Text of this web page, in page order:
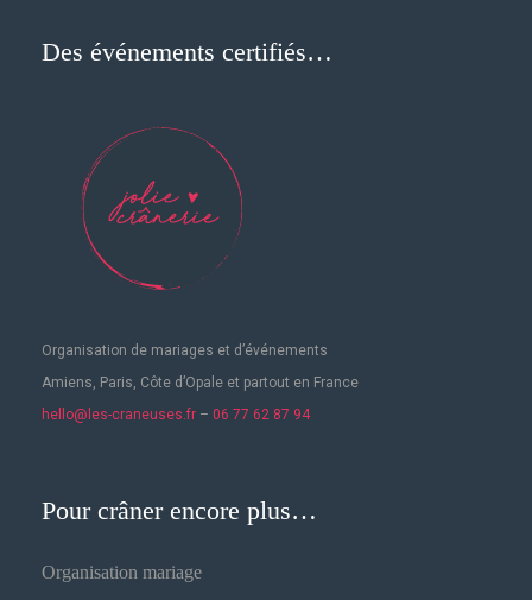
Des événements certifiés…
Organisation de mariages et d’événements
Amiens, Paris, Côte d’Opale et partout en France
hello@les-craneuses.fr – 06 77 62 87 94
Pour crâner encore plus…
Organisation mariage